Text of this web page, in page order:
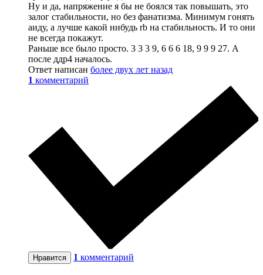
Ну и да, напряжение я бы не боялся так повышать, это
залог стабильности, но без фанатизма. Минимум гонять
аиду, а лучше какой нибудь rb на стабильность. И то они
не всегда покажут.
Раньше все было просто. 3 3 3 9, 6 6 6 18, 9 9 9 27. А
после ддр4 началось.
Ответ написан более двух лет назад
1 комментарий
Нравится 1 комментарий